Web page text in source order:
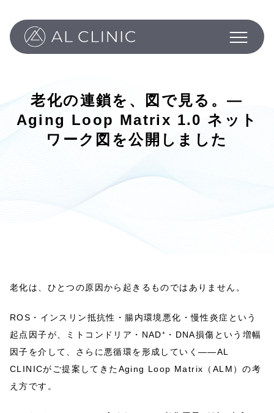
Philosophy
Column
News
Inquiry
老化の連鎖を、図で見る。—
Aging Loop Matrix 1.0 ネット
ワーク図を公開しました
老化は、ひとつの原因から起きるものではありません。
ROS・インスリン抵抗性・腸内環境悪化・慢性炎症という
起点因子が、ミトコンドリア・NAD⁺・DNA損傷という増幅
因子を介して、さらに悪循環を形成していく——AL
CLINICがご提案してきたAging Loop Matrix（ALM）の考
え方です。